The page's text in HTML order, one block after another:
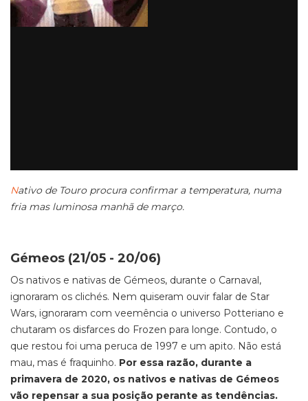
Nativo de Touro procura confirmar a temperatura, numa
fria mas luminosa manhã de março.
Gémeos (21/05 - 20/06)
Os nativos e nativas de Gémeos, durante o Carnaval,
ignoraram os clichés. Nem quiseram ouvir falar de Star
Wars, ignoraram com veemência o universo Potteriano e
chutaram os disfarces do Frozen para longe. Contudo, o
que restou foi uma peruca de 1997 e um apito. Não está
mau, mas é fraquinho. Por essa razão, durante a
primavera de 2020, os nativos e nativas de Gémeos
vão repensar a sua posição perante as tendências.